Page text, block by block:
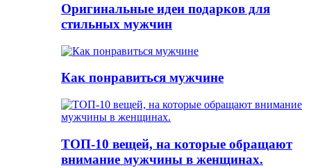
Оригинальные идеи подарков для
стильных мужчин
Как понравиться мужчине
ТОП-10 вещей, на которые обращают
внимание мужчины в женщинах.